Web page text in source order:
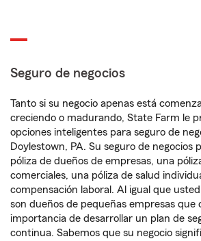
Seguro de negocios
Tanto si su negocio apenas está
creciendo o madurando, State Farm le
opciones inteligentes para seguro de
Doylestown, PA. Su seguro de negocios
póliza de dueños de empresas, una
comerciales, una póliza de salud
compensación laboral. Al igual que
son dueños de pequeñas empresas que
importancia de desarrollar un plan de
continua. Sabemos que su negocio